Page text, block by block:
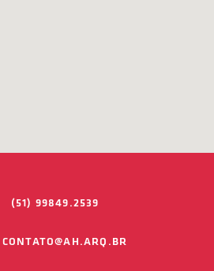
(51) 99849.2539
CONTATO@AH.ARQ.BR